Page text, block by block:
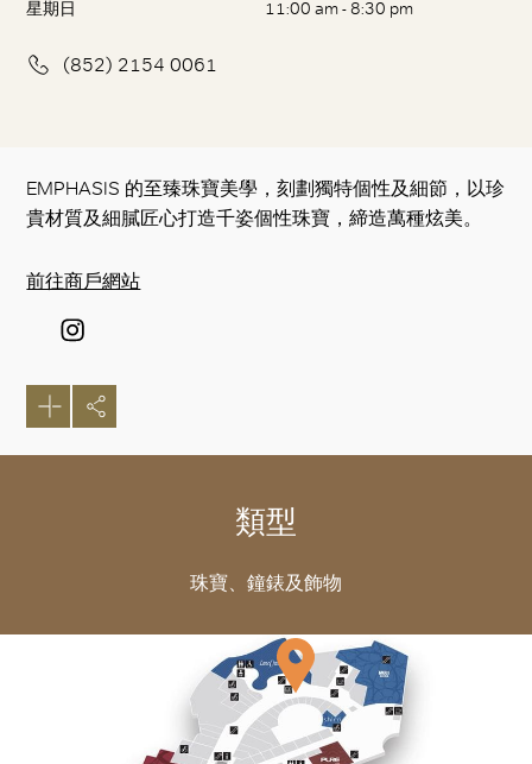
星期日
11:00 am - 8:30 pm
(852) 2154 0061
EMPHASIS 的至臻珠寶美學，刻劃獨特個性及細節，以珍
貴材質及細膩匠心打造千姿個性珠寶，締造萬種炫美。
前往商戶網站
類型
珠寶、鐘錶及飾物